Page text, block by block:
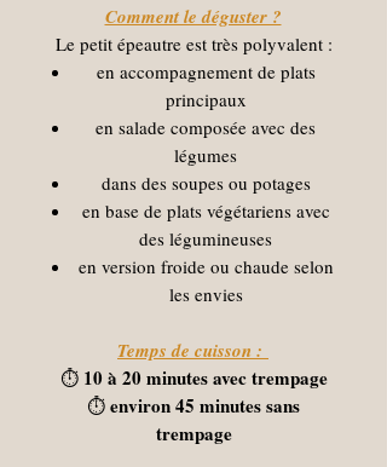
Comment le déguster ?
Le petit épeautre est très polyvalent :
en accompagnement de plats
principaux
en salade composée avec des
légumes
dans des soupes ou potages
en base de plats végétariens avec
des légumineuses
en version froide ou chaude selon
les envies
Temps de cuisson :
⏱️ 10 à 20 minutes avec trempage
⏱️ environ 45 minutes sans
trempage